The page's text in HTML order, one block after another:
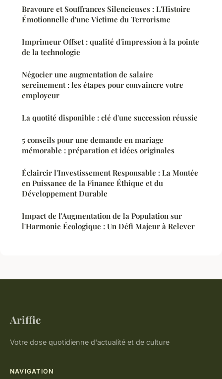
Bravoure et Souffrances Silencieuses : L'Histoire
Émotionnelle d'une Victime du Terrorisme
Imprimeur Offset : qualité d'impression à la pointe
de la technologie
Négocier une augmentation de salaire
sereinement : les étapes pour convaincre votre
employeur
La quotité disponible : clé d'une succession réussie
5 conseils pour une demande en mariage
mémorable : préparation et idées originales
Éclaircir l'Investissement Responsable : La Montée
en Puissance de la Finance Éthique et du
Développement Durable
Impact de l'Augmentation de la Population sur
l'Harmonie Écologique : Un Défi Majeur à Relever
Ariffic
Votre dose quotidienne d'actualité et de culture
NAVIGATION